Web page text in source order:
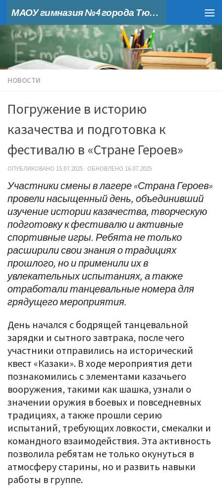
Skip to content МАОУ гимназия №4 города Тюмени
НОВОСТИ
Погружение в историю
казачества и подготовка к
фестивалю в «Стране Героев»
ОПУБЛИКОВАНО 15.07.2025 · ОБНОВЛЕНО 16.07.2025
Участники смены в лагере «Страна Героев»
провели насыщенный день, объединивший
изучение истории казачества, творческую
подготовку к фестивалю и активные
спортивные игры. Ребята не только
расширили свои знания о традициях
прошлого, но и применили их в
увлекательных испытаниях, а также
отработали танцевальные номера для
грядущего мероприятия.
День начался с бодрящей танцевальной
зарядки и сытного завтрака, после чего
участники отправились на исторический
квест «Казаки». В ходе мероприятия дети
познакомились с элементами казачьего
вооружения, такими как шашка, узнали о
значении оружия в боевых и повседневных
традициях, а также прошли серию
испытаний, требующих ловкости, смекалки и
командного взаимодействия. Эта активность
позволила ребятам не только окунуться в
атмосферу старины, но и развить навыки
работы в группе.